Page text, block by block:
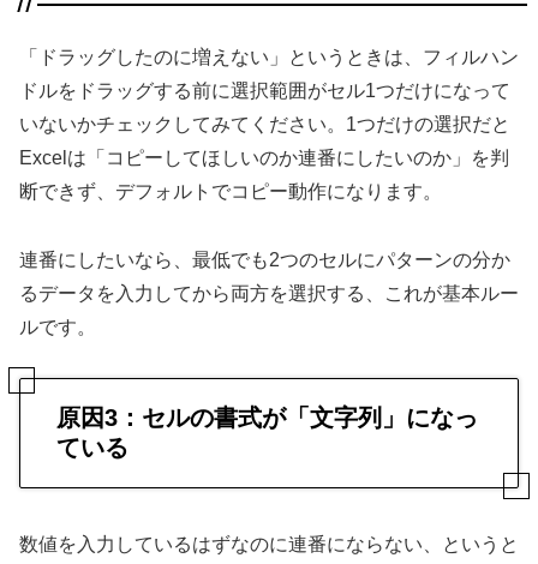
「ドラッグしたのに増えない」というときは、フィルハン
ドルをドラッグする前に選択範囲がセル1つだけになって
いないかチェックしてみてください。1つだけの選択だと
Excelは「コピーしてほしいのか連番にしたいのか」を判
断できず、デフォルトでコピー動作になります。
連番にしたいなら、最低でも2つのセルにパターンの分か
るデータを入力してから両方を選択する、これが基本ルー
ルです。
原因3：セルの書式が「文字列」になっ
ている
数値を入力しているはずなのに連番にならない、というと